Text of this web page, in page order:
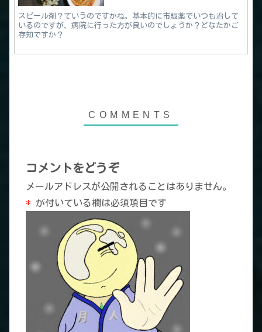
スピール剤？ていうのですかね。基本的に市販薬でいつも治して
いるのですが、病院に行った方が良いのでしょうか？どなたかご
存知ですか？
コメントをどうぞ
メールアドレスが公開されることはありません。
* が付いている欄は必須項目です